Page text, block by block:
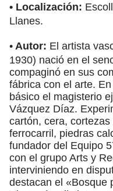
• Localización:
Llanes.
• Autor: El artista
1930) nació en el
compaginó en sus
fábrica con el arte.
básico el magisterio
Vázquez Díaz.
cartón, cera,
ferrocarril, piedras
fundador del Equipo
con el grupo Arts y
interviniendo en
destacan el «Bosque